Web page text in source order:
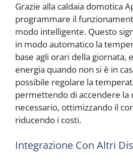
Grazie alla caldaia domotica
programmare il
modo intelligente. Questo
in modo automatico la
base agli orari della giornata,
energia quando non si è in
possibile regolare la
permettendo di accendere la
necessario, ottimizzando il
riducendo i costi.
Integrazione Con Altri